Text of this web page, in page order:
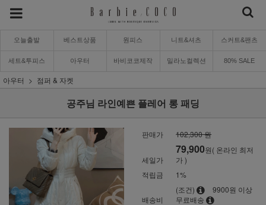
오늘출발 베스트상품 원피스 니트&셔츠 스커트&팬츠
세트&투피스 아우터 바비코코제작 밀라노컬렉션 80% SALE
아우터 점퍼 & 자켓
공주님 라인예쁜 플레어 롱 패딩
판매가 102,300 원
세일가
79,900원( 온라인 최저
가 )
적립금
1%
배송비
(조건)
9900원 이상
무료배송